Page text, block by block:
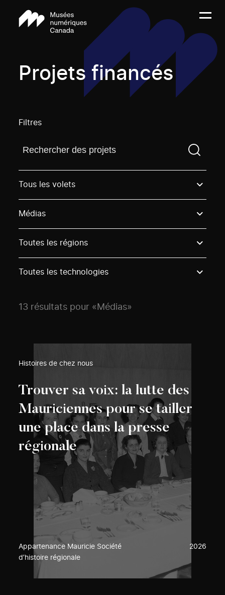
Projets financés
Filtres
Trouvez un projetVous devez saisir un terme de
Tous les volets
Médias
Toutes les régions
Toutes les technologies
13 résultats pour «Médias»
Histoires de chez nous
Trouver sa voix: la lutte des
Mauriciennes pour se tailler
une place dans la presse
régionale
Appartenance Mauricie Société
d’histoire régionale
2026